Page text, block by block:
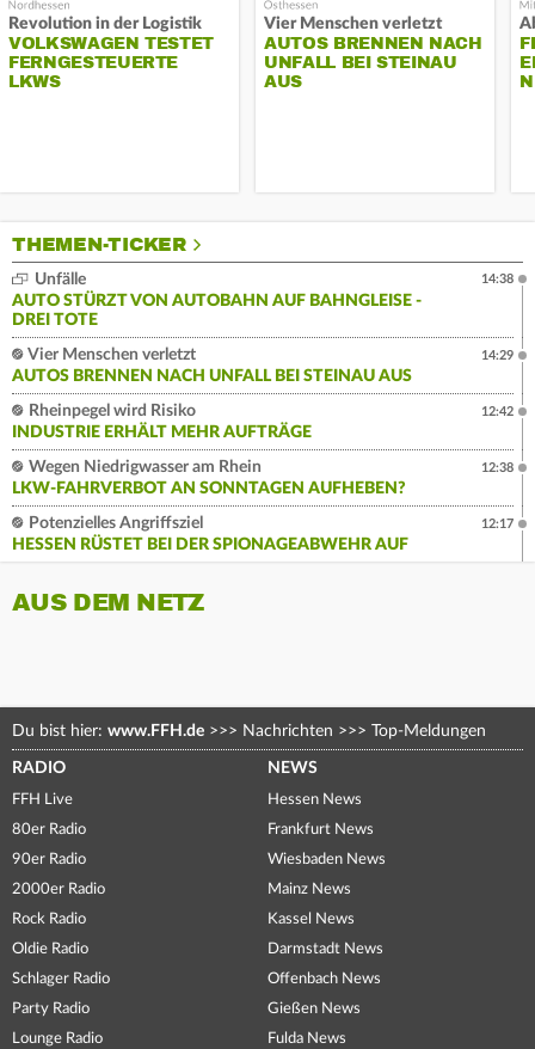
Revolution in der Logistik
VOLKSWAGEN TESTET
FERNGESTEUERTE
LKWS
Vier Menschen verletzt
AUTOS BRENNEN NACH
UNFALL BEI STEINAU
AUS
THEMEN-TICKER
Unfälle
AUTO STÜRZT VON AUTOBAHN AUF BAHNGLEISE -
DREI TOTE
14:38
Vier Menschen verletzt
AUTOS BRENNEN NACH UNFALL BEI STEINAU AUS
14:29
Rheinpegel wird Risiko
INDUSTRIE ERHÄLT MEHR AUFTRÄGE
12:42
Wegen Niedrigwasser am Rhein
LKW-FAHRVERBOT AN SONNTAGEN AUFHEBEN?
12:38
Potenzielles Angriffsziel
HESSEN RÜSTET BEI DER SPIONAGEABWEHR AUF
12:17
AUS DEM NETZ
Du bist hier: www.FFH.de >>> Nachrichten >>> Top-Meldungen
RADIO
FFH Live
80er Radio
90er Radio
2000er Radio
Rock Radio
Oldie Radio
Schlager Radio
Party Radio
Lounge Radio
NEWS
Hessen News
Frankfurt News
Wiesbaden News
Mainz News
Kassel News
Darmstadt News
Offenbach News
Gießen News
Fulda News